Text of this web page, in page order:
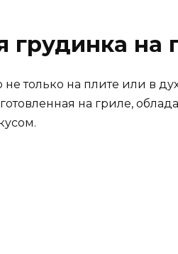
грудинка на
только на плите или в
на гриле,